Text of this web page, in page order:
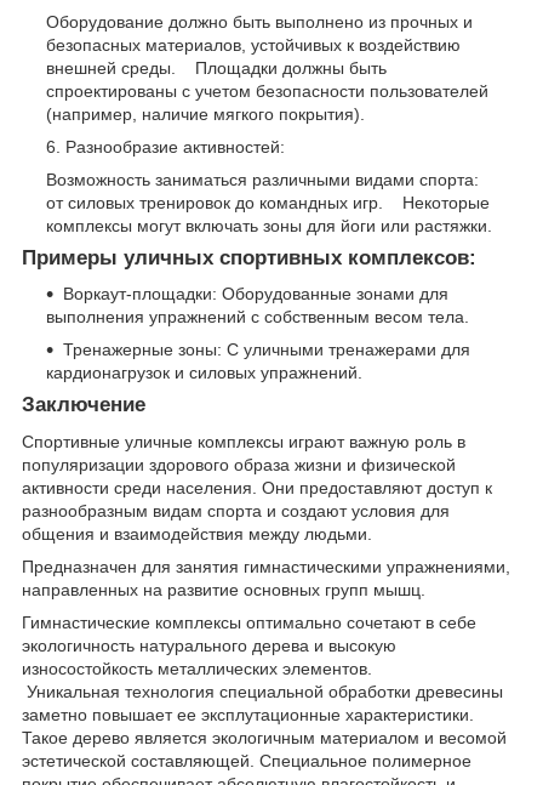
Оборудование должно быть выполнено из прочных и
безопасных материалов, устойчивых к воздействию
внешней среды. Площадки должны быть
спроектированы с учетом безопасности пользователей
(например, наличие мягкого покрытия).
Разнообразие активностей:
Возможность заниматься различными видами спорта:
от силовых тренировок до командных игр. Некоторые
комплексы могут включать зоны для йоги или растяжки.
Примеры уличных спортивных комплексов:
Воркаут-площадки: Оборудованные зонами для
выполнения упражнений с собственным весом тела.
Тренажерные зоны: С уличными тренажерами для
кардионагрузок и силовых упражнений.
Заключение
Спортивные уличные комплексы играют важную роль в
популяризации здорового образа жизни и физической
активности среди населения. Они предоставляют доступ к
разнообразным видам спорта и создают условия для
общения и взаимодействия между людьми.
Предназначен для занятия гимнастическими упражнениями,
направленных на развитие основных групп мышц.
Гимнастические комплексы оптимально сочетают в себе
экологичность натурального дерева и высокую
износостойкость металлических элементов.
Уникальная технология специальной обработки древесины
заметно повышает ее эксплутационные характеристики.
Такое дерево является экологичным материалом и весомой
эстетической составляющей. Специальное полимерное